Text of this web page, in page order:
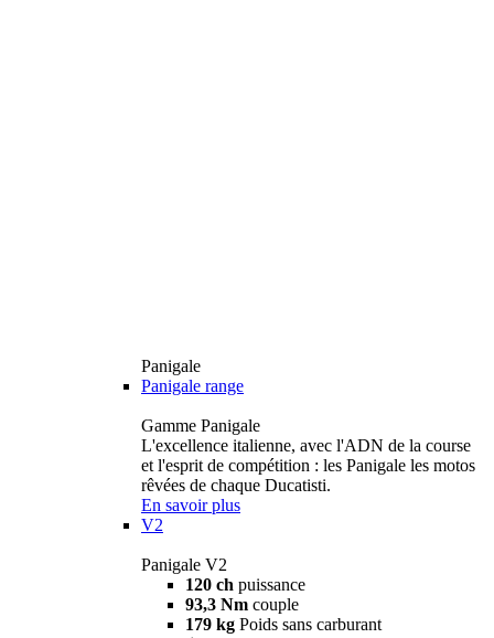
Panigale
Panigale range
Gamme Panigale
L'excellence italienne, avec l'ADN de la course
et l'esprit de compétition : les Panigale les motos
rêvées de chaque Ducatisti.
En savoir plus
V2
Panigale V2
120 ch puissance
93,3 Nm couple
179 kg Poids sans carburant